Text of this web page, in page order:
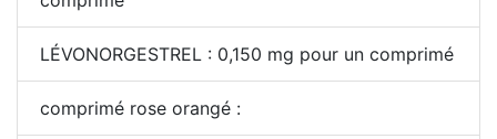
LÉVONORGESTREL : 0,150 mg pour un comprimé
comprimé rose orangé :